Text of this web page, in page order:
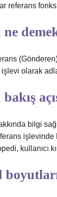
referans
ne
olarak
bilgi
kullanıcı